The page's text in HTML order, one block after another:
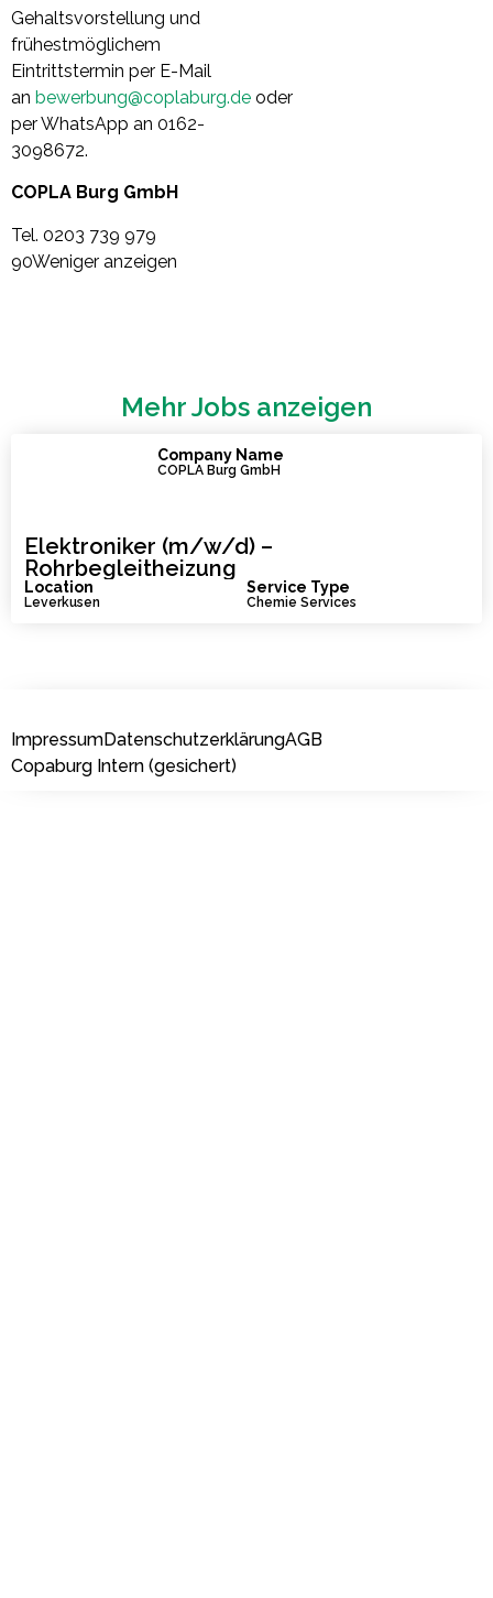
Gehaltsvorstellung und
frühestmöglichem
Eintrittstermin per E-Mail
an bewerbung@coplaburg.de oder
per WhatsApp an 0162-
3098672.
COPLA Burg GmbH
Tel. 0203 739 979
90Weniger anzeigen
Mehr Jobs anzeigen
Company Name
COPLA Burg GmbH
Elektroniker (m/w/d) –
Rohrbegleitheizung
Location
Leverkusen
Service Type
Chemie Services
ImpressumDatenschutzerklärungAGB
Copaburg Intern (gesichert)